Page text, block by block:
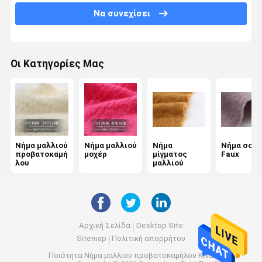
Νήμα μαλλιού τσεκιών
Διαστημικό νήμα χρωστικών ουσιών
Συστρεμμένο νήμα βαμβακιού
Πυρήνας νήμα
Νήμα ταινιών λινού
Να συνεχίσει
Οι Κατηγορίες Μας
Νήμα μαλλιού
προβατοκαμή
λου
Νήμα μαλλιού
μοχέρ
Νήμα
μίγματος
μαλλιού
Νήμα
Faux
Αρχική Σελίδα
Desktop Site
Sitemap
Πολιτική απορρήτου
Ποιότητα Νήμα μαλλιού προβατοκαμήλου Κίνα